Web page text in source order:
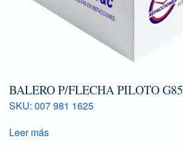
BALERO P/FLECHA PILOTO G85
SKU: 007 981 1625
Leer más